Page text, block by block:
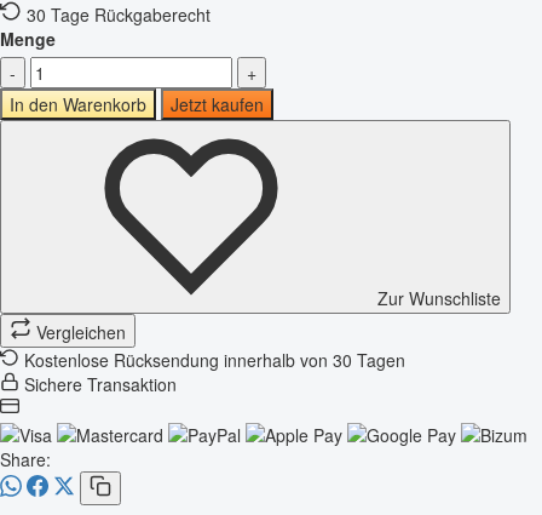
30 Tage Rückgaberecht
Menge
-
+
In den Warenkorb
Jetzt kaufen
Zur Wunschliste
Vergleichen
Kostenlose Rücksendung innerhalb von 30 Tagen
Sichere Transaktion
Share: